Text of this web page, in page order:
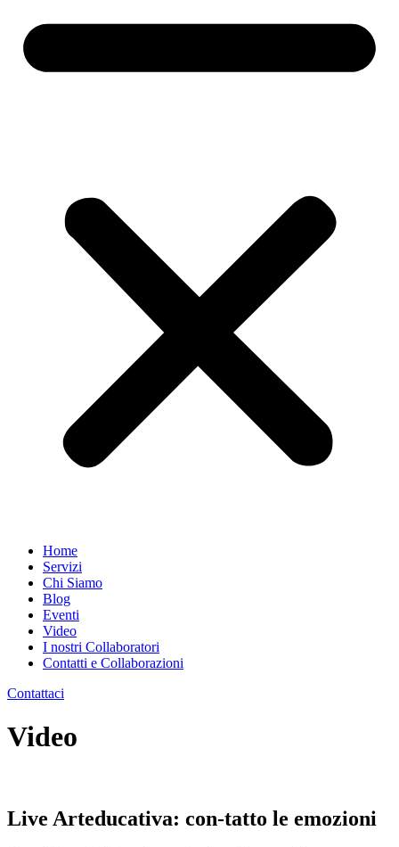
Home
Servizi
Chi Siamo
Blog
Eventi
Video
I nostri Collaboratori
Contatti e Collaborazioni
Contattaci
Video
Live Arteducativa: con-tatto le emozioni